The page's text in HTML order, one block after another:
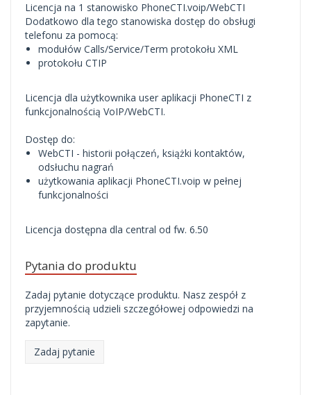
Licencja na 1 stanowisko PhoneCTI.voip/WebCTI
Dodatkowo dla tego stanowiska dostęp do obsługi
telefonu za pomocą:
modułów Calls/Service/Term protokołu XML
protokołu CTIP
Licencja dla użytkownika user aplikacji PhoneCTI z
funkcjonalnością VoIP/WebCTI.
Dostęp do:
WebCTI - historii połączeń, książki kontaktów,
odsłuchu nagrań
użytkowania aplikacji PhoneCTI.voip w pełnej
funkcjonalności
Licencja dostępna dla central od fw. 6.50
Pytania do produktu
Zadaj pytanie dotyczące produktu. Nasz zespół z
przyjemnością udzieli szczegółowej odpowiedzi na
zapytanie.
Zadaj pytanie